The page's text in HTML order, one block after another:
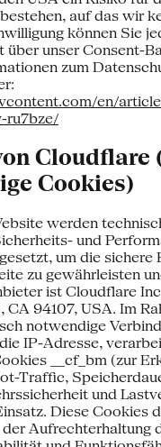
auf das wir
können Sie
über unser Consent-
zum
en/
ru7bze/
Cloudflare
Cookies)
werden
und
um die sichere
zu gewährleisten
ist Cloudflare
CA 94107, USA. Im
notwendige
IP-Adresse,
__cf_bm (zur
Traffic,
und
Diese Cookies
Aufrechterhaltung